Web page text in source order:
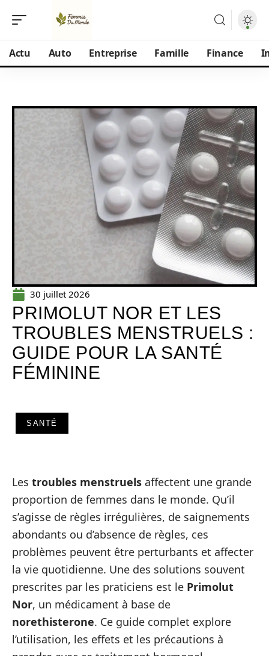
Actu Auto Entreprise Famille Finance
30 juillet 2026
PRIMOLUT NOR ET LES
TROUBLES MENSTRUELS :
GUIDE POUR LA SANTÉ
FÉMININE
SANTÉ
Les troubles menstruels affectent une grande
proportion de femmes dans le monde. Qu’il
s’agisse de règles irrégulières, de saignements
abondants ou d’absence de règles, ces
problèmes peuvent être perturbants et affecter
la vie quotidienne. Une des solutions souvent
prescrites par les praticiens est le Primolut
Nor, un médicament à base de
norethisterone. Ce guide complet explore
l’utilisation, les effets et les précautions à